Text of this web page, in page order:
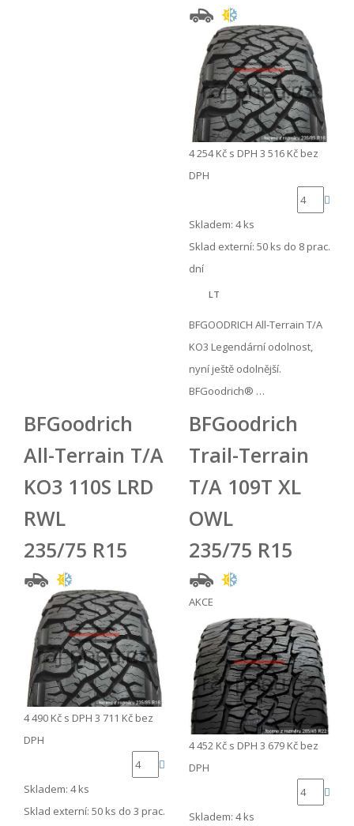
4 254 Kč s DPH 3 516 Kč bez
DPH
Skladem: 4 ks
Sklad externí: 50 ks do 8 prac.
dní
LT
BFGOODRICH All-Terrain T/A
KO3 Legendární odolnost,
nyní ještě odolnější.
BFGoodrich® …
BFGoodrich
All-Terrain T/A
KO3 110S LRD
RWL
235/75 R15
4 490 Kč s DPH 3 711 Kč bez
DPH
Skladem: 4 ks
Sklad externí: 50 ks do 3 prac.
BFGoodrich
Trail-Terrain
T/A 109T XL
OWL
235/75 R15
AKCE
4 452 Kč s DPH 3 679 Kč bez
DPH
Skladem: 4 ks